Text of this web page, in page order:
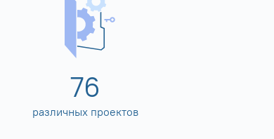
80
различных проектов